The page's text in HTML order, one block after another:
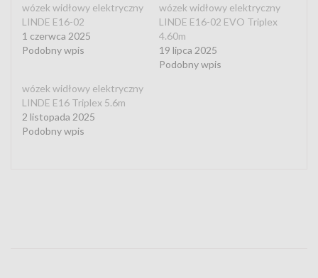
wózek widłowy elektryczny
LINDE E16-02
1 czerwca 2025
Podobny wpis
wózek widłowy elektryczny
LINDE E16-02 EVO Triplex
4.60m
19 lipca 2025
Podobny wpis
wózek widłowy elektryczny
LINDE E16 Triplex 5.6m
2 listopada 2025
Podobny wpis